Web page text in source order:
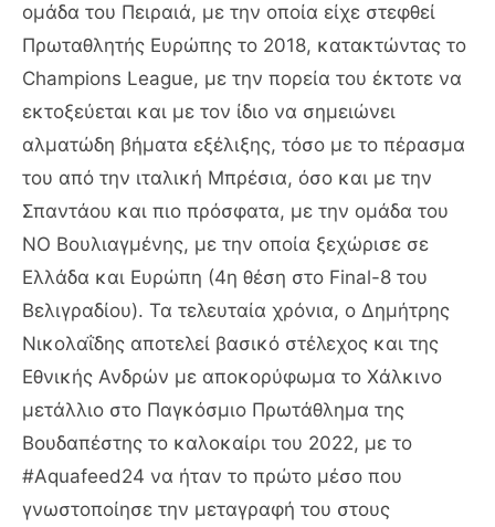
ομάδα του Πειραιά, με την οποία είχε στεφθεί
Πρωταθλητής Ευρώπης το 2018, κατακτώντας το
Champions League, με την πορεία του έκτοτε να
εκτοξεύεται και με τον ίδιο να σημειώνει
αλματώδη βήματα εξέλιξης, τόσο με το πέρασμα
του από την ιταλική Μπρέσια, όσο και με την
Σπαντάου και πιο πρόσφατα, με την ομάδα του
ΝΟ Βουλιαγμένης, με την οποία ξεχώρισε σε
Ελλάδα και Ευρώπη (4η θέση στο Final-8 του
Βελιγραδίου). Τα τελευταία χρόνια, ο Δημήτρης
Νικολαΐδης αποτελεί βασικό στέλεχος και της
Εθνικής Ανδρών με αποκορύφωμα το Χάλκινο
μετάλλιο στο Παγκόσμιο Πρωτάθλημα της
Βουδαπέστης το καλοκαίρι του 2022, με το
#Aquafeed24 να ήταν το πρώτο μέσο που
γνωστοποίησε την μεταγραφή του στους